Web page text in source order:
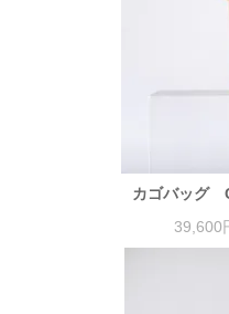
カゴバッグ
39,600